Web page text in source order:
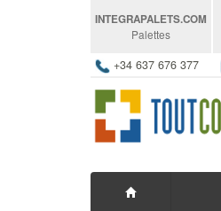
INTEGRAPALETS.COM
Palettes
+34 637 676 377